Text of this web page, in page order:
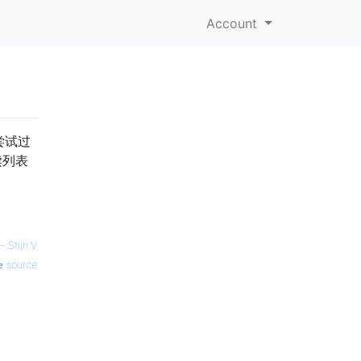
Account
试过
表
Stijn.V
source